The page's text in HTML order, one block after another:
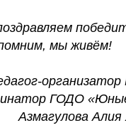
мы живём!
ГОДО
Азмагулова